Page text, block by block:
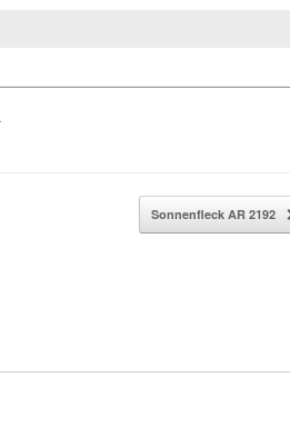
Sonnenfleck AR 2192